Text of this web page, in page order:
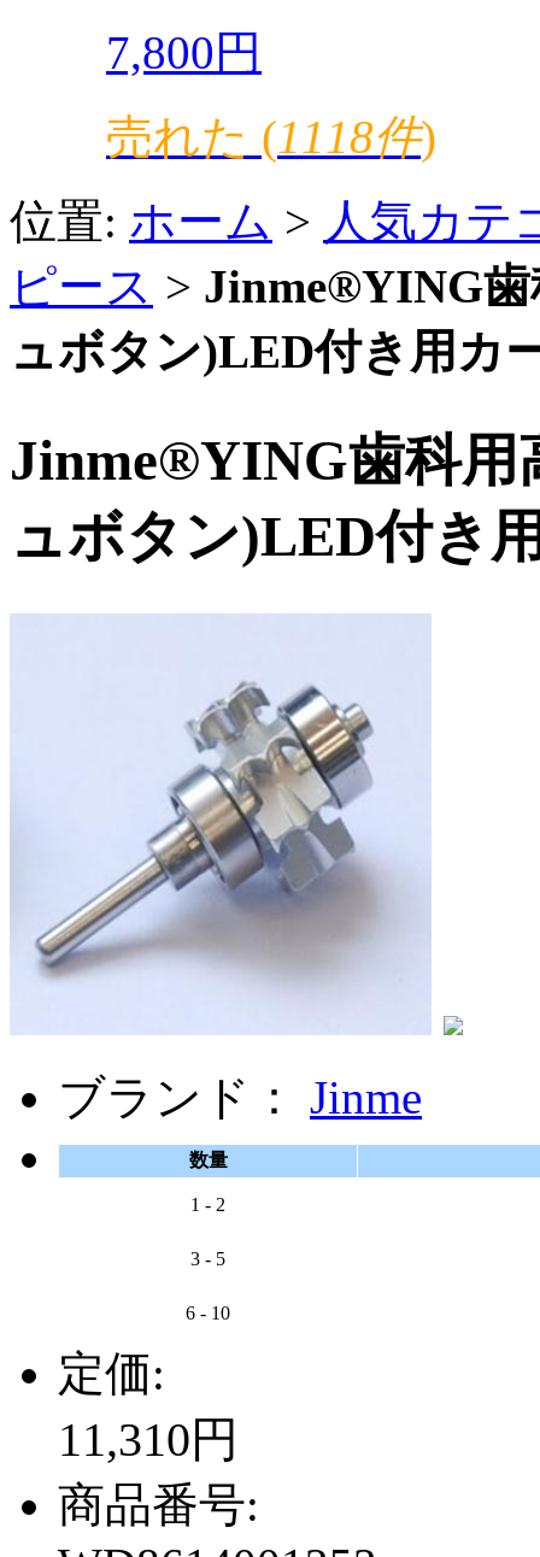
7,800円
売れた (1118件)
位置: ホーム > 人気カテ
ピース > Jinme®YING
ュボタン)LED付き用カ
Jinme®YING歯科用
ュボタン)LED付き
ブランド： Jinme
数量
1 - 2
3 - 5
6 - 10
定価:
11,310円
商品番号: